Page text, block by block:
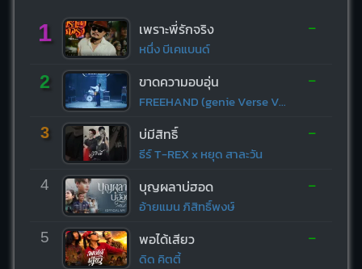
1 เพราะพี่รักจริง
หนึ่ง บีเคแบนด์
-
2 ขาดความอบอุ่น
FREEHAND (genie Verse Vol.1)
-
3 บ่มีสิทธิ์
ธีร์ T-REX x หยุด สาละวัน
-
4 บุญผลาบ่ฮอด
อ้ายแมน ภิสิทธิ์พงษ์
-
5 พอได้เสียว
ดิด คิตตี้
-